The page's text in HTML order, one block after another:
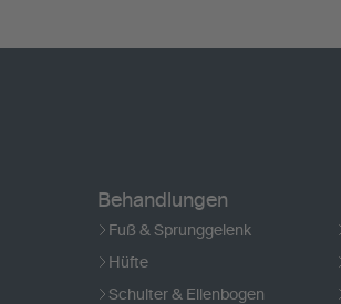
Behandlungen
Fuß & Sprunggelenk
Hüfte
Schulter & Ellenbogen